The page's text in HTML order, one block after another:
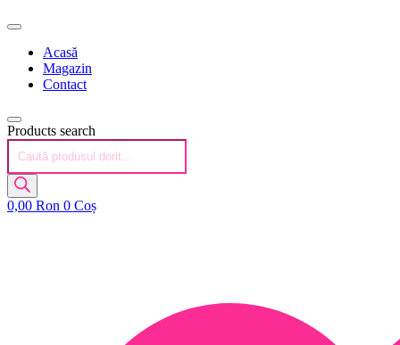
Acasă
Magazin
Contact
Products search
0,00 Ron 0 Coș